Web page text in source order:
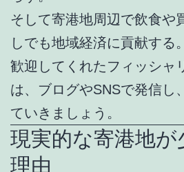
そして寄港地周辺で飲食や
しでも地域経済に貢献する。
歓迎してくれたフィッシャ
は、ブログやSNSで発信し
ていきましょう。
現実的な寄港地が
理由